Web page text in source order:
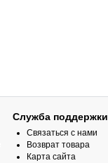
Служба поддержки
Связаться с нами
Возврат товара
Карта сайта